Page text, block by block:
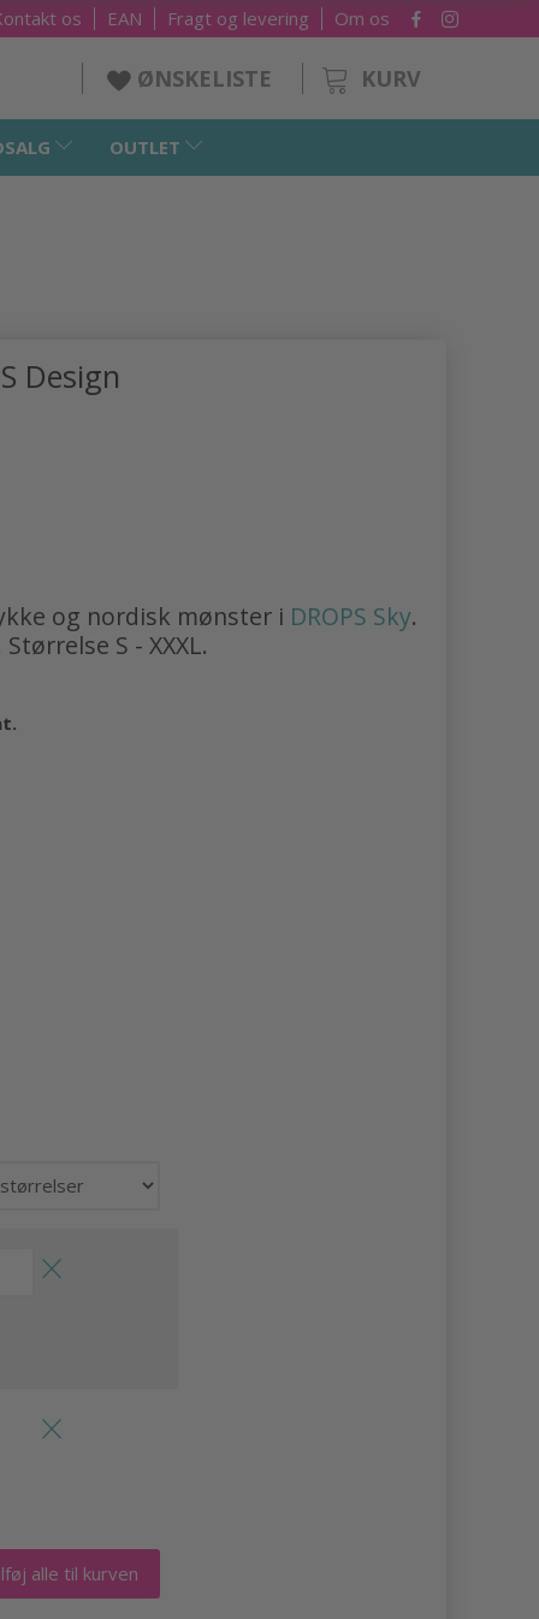
Om os
Fragt og levering
EAN
os
KURV
ØNSKELISTE
OUTLET
Design
og nordisk mønster i DROPS Sky.
S - XXXL.
alle til kurven